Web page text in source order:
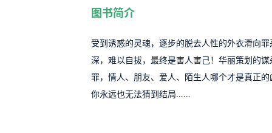
图书简介
受到诱惑的灵魂，逐步的脱去人性的外衣滑向
深，难以自拔，最终是害人害己！华丽策划的
罪，情人、朋友、爱人、陌生人哪个才是真正
你永远也无法猜到结局……